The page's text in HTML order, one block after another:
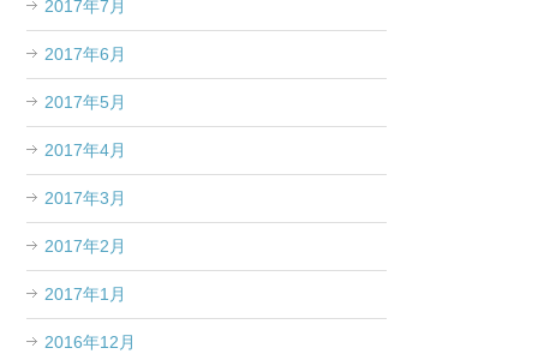
2017年7月
2017年6月
2017年5月
2017年4月
2017年3月
2017年2月
2017年1月
2016年12月